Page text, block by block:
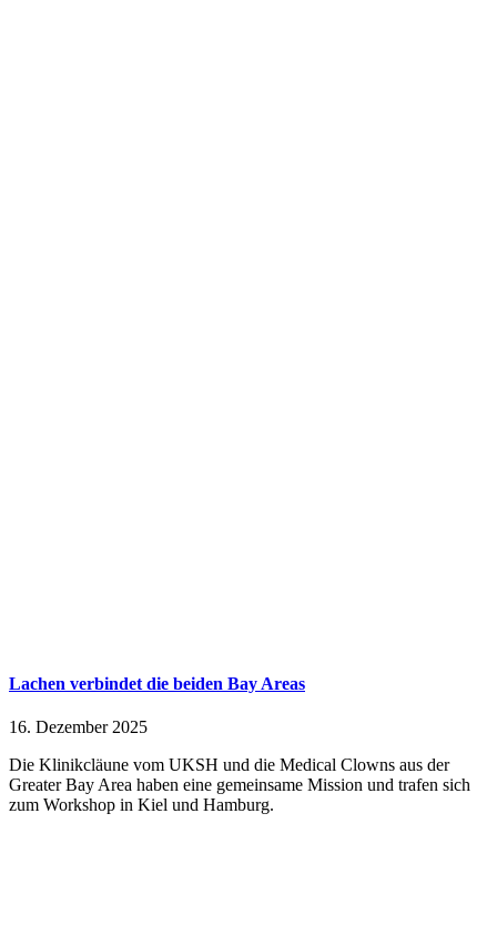
Lachen verbindet die beiden Bay Areas
16. Dezember 2025
Die Klinikcläune vom UKSH und die Medical Clowns aus der
Greater Bay Area haben eine gemeinsame Mission und trafen sich
zum Workshop in Kiel und Hamburg.